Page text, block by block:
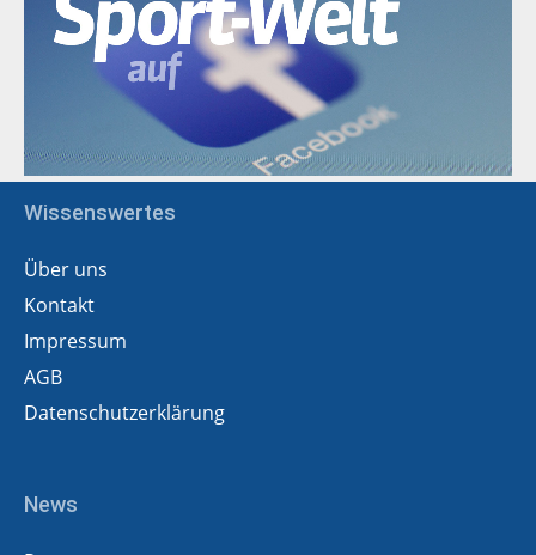
Wissenswertes
Über uns
Kontakt
Impressum
AGB
Datenschutzerklärung
News